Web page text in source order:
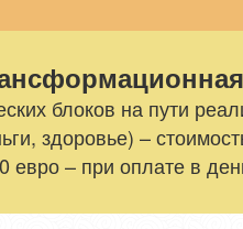
блоков на пути
здоровье) –
евро – при оплате в